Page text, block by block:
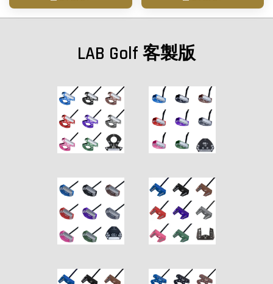
LAB Golf 客製版